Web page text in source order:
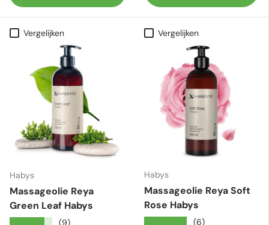
Vergelijken
Habys
Massageolie Reya
Green Leaf Habys
(9)
Vergelijken
Habys
Massageolie Reya Soft
Rose Habys
(6)